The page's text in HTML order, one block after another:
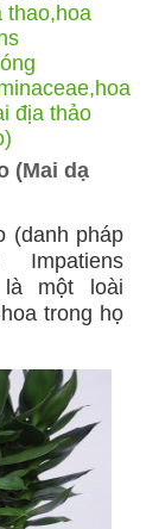
(Mai dạ
(danh pháp
Impatiens
là một loài
trong họ